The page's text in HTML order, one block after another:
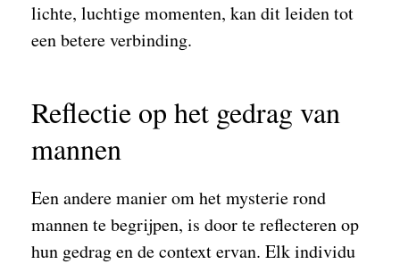
lichte, luchtige momenten, kan dit leiden tot
een betere verbinding.
Reflectie op het gedrag van
mannen
Een andere manier om het mysterie rond
mannen te begrijpen, is door te reflecteren op
hun gedrag en de context ervan. Elk individu